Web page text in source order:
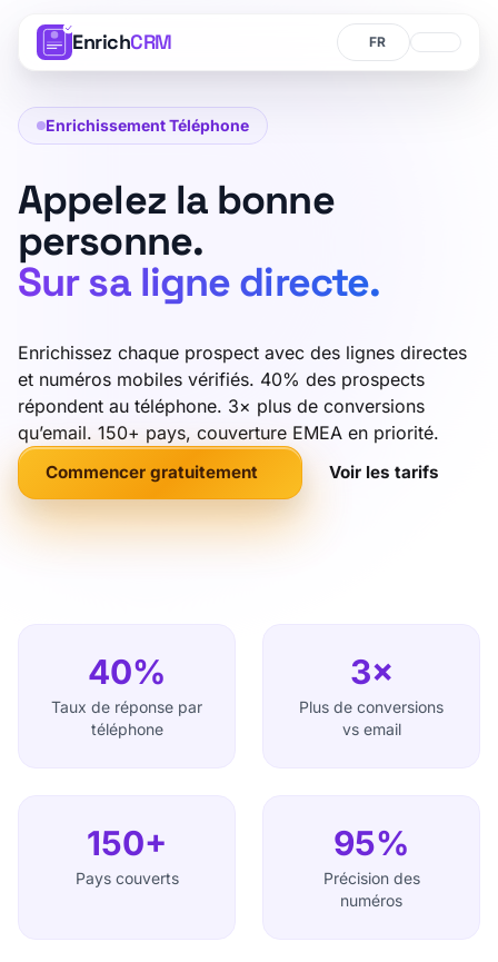
EnrichCRM Langue
Langue
Enrichissement Téléphone
Appelez la bonne
personne.
Sur sa ligne directe.
Enrichissez chaque prospect avec des lignes directes
et numéros mobiles vérifiés. 40% des prospects
répondent au téléphone. 3× plus de conversions
qu’email. 150+ pays, couverture EMEA en priorité.
Commencer gratuitement Voir les tarifs
40%
Taux de réponse par
téléphone
3×
Plus de conversions
vs email
150+
Pays couverts
95%
Précision des
numéros